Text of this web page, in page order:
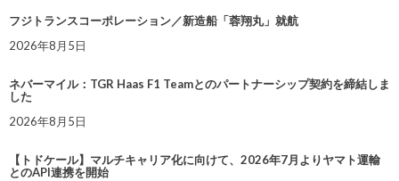
フジトランスコーポレーション／新造船「蓉翔丸」就航
2026年8月5日
ネバーマイル：TGR Haas F1 Teamとのパートナーシップ契約を締結しま
した
2026年8月5日
【トドケール】マルチキャリア化に向けて、2026年7月よりヤマト運輸
とのAPI連携を開始